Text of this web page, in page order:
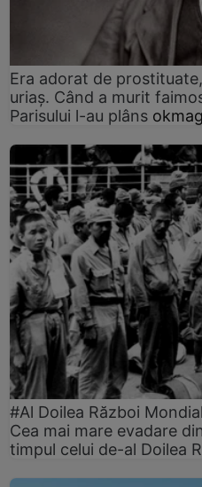
Era adorat de
uriaș. Când a murit
Parisului l-au plâns
#Al Doilea Război Mondial
Cea mai mare evadare
timpul celui de-al Doilea